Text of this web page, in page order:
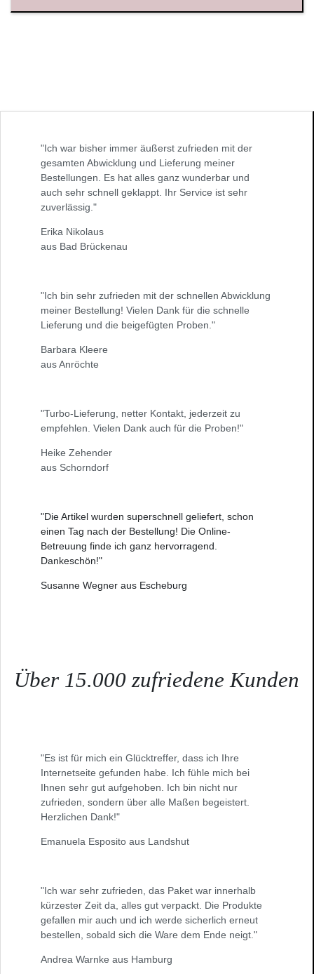
"Ich war bisher immer äußerst zufrieden mit der
gesamten Abwicklung und Lieferung meiner
Bestellungen. Es hat alles ganz wunderbar und
auch sehr schnell geklappt. Ihr Service ist sehr
zuverlässig."
Erika Nikolaus
aus Bad Brückenau
"Ich bin sehr zufrieden mit der schnellen Abwicklung
meiner Bestellung! Vielen Dank für die schnelle
Lieferung und die beigefügten Proben."
Barbara Kleere
aus Anröchte
"Turbo-Lieferung, netter Kontakt, jederzeit zu
empfehlen. Vielen Dank auch für die Proben!"
Heike Zehender
aus Schorndorf
"Die Artikel wurden superschnell geliefert, schon
einen Tag nach der Bestellung! Die Online-
Betreuung finde ich ganz hervorragend.
Dankeschön!"
Susanne Wegner aus Escheburg
Über 15.000 zufriedene Kunden
"Es ist für mich ein Glücktreffer, dass ich Ihre
Internetseite gefunden habe. Ich fühle mich bei
Ihnen sehr gut aufgehoben. Ich bin nicht nur
zufrieden, sondern über alle Maßen begeistert.
Herzlichen Dank!"
Emanuela Esposito aus Landshut
"Ich war sehr zufrieden, das Paket war innerhalb
kürzester Zeit da, alles gut verpackt. Die Produkte
gefallen mir auch und ich werde sicherlich erneut
bestellen, sobald sich die Ware dem Ende neigt."
Andrea Warnke aus Hamburg